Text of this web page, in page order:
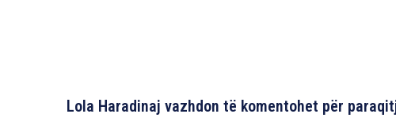
Lola Haradinaj vazhdon të komentohet për